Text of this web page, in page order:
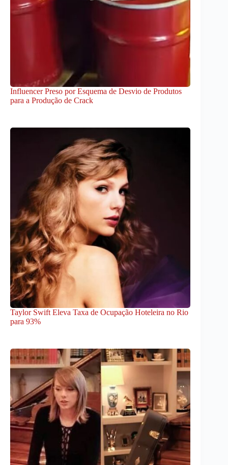
Influencer Preso por Esquema de Desvio de Produtos
para a Produção de Crack
Taylor Swift Eleva Taxa de Ocupação Hoteleira no Rio
para 93%